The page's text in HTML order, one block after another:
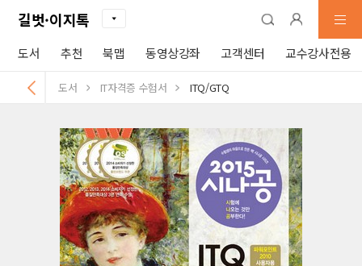
길벗·이지톡
도서 추천 북맵 동영상강좌 고객센터 교수강사전용
도서 IT자격증 수험서 ITQ/GTQ